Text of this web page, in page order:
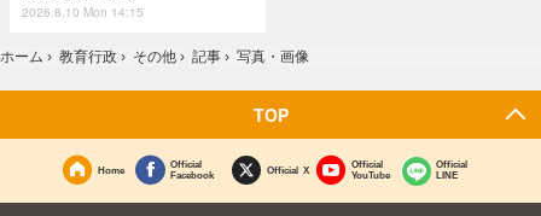
2026.8.10 Mon 14:15
ホーム › 教育行政 › その他 › 記事 › 写真・画像
TOP
Home
Official
Facebook
Official X
Official
YouTube
Official
LINE